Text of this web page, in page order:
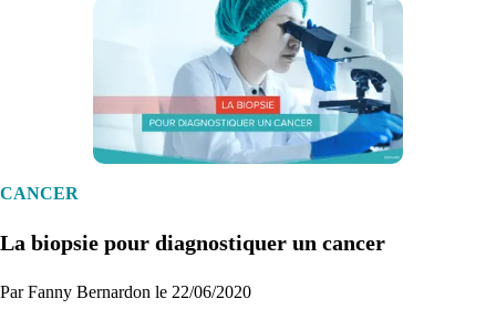
1. Inscription
Créez un compte et récupérez votre dossier médical en parallèle
Je commence
CANCER
La biopsie pour diagnostiquer un cancer
Par Fanny Bernardon le 22/06/2020